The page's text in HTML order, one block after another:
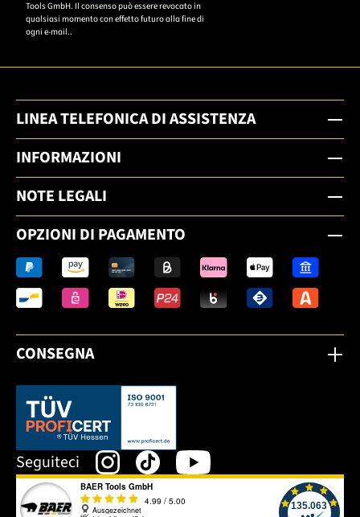
Tools GmbH. Il consenso può essere revocato in
qualsiasi momento con effetto futuro alla fine di
ogni e-mail..
LINEA TELEFONICA DI ASSISTENZA
INFORMAZIONI
NOTE LEGALI
OPZIONI DI PAGAMENTO
CONSEGNA
Dieser Link öffnet sich in einem neuen Tab.
Seguiteci